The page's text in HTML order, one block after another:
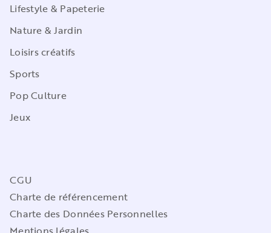
Lifestyle & Papeterie
Nature & Jardin
Loisirs créatifs
Sports
Pop Culture
Jeux
CGU
Charte de référencement
Charte des Données Personnelles